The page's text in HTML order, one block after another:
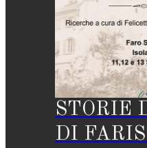
STORIE
DI